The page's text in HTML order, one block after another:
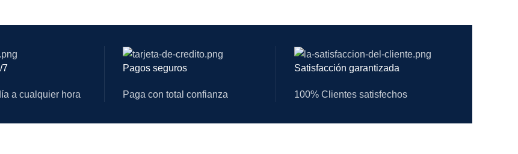
7
a cualquier hora
Pagos seguros
Paga con total confianza
Satisfacción garantizada
100% Clientes satisfechos